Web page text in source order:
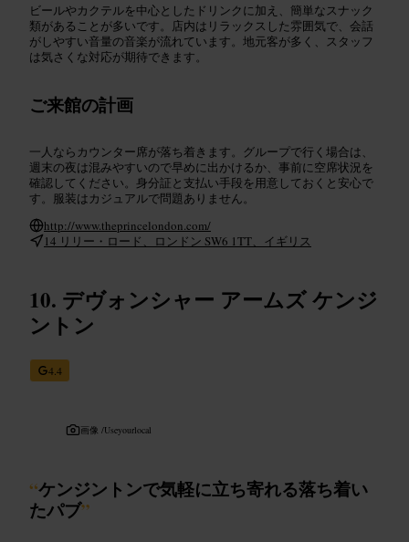
ビールやカクテルを中心としたドリンクに加え、簡単なスナック
類があることが多いです。店内はリラックスした雰囲気で、会話
がしやすい音量の音楽が流れています。地元客が多く、スタッフ
は気さくな対応が期待できます。
ご来館の計画
一人ならカウンター席が落ち着きます。グループで行く場合は、
週末の夜は混みやすいので早めに出かけるか、事前に空席状況を
確認してください。身分証と支払い手段を用意しておくと安心で
す。服装はカジュアルで問題ありません。
http://www.theprincelondon.com/
14 リリー・ロード、ロンドン SW6 1TT、イギリス
デヴォンシャー アームズ ケンジ
ントン
4.4
画像 /Useyourlocal
“ケンジントンで気軽に立ち寄れる落ち着い
たパブ”